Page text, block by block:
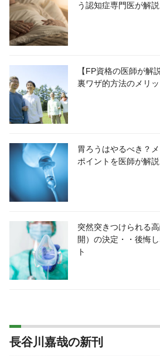
う認知症専門医が解説
【FP資格の医師が
裏ワザ的方法のメリ
胃ろうはやるべき？
ポイントを医師が解説
突然突きつけられる
開）の決定・・後悔
ト
長谷川嘉哉の新刊